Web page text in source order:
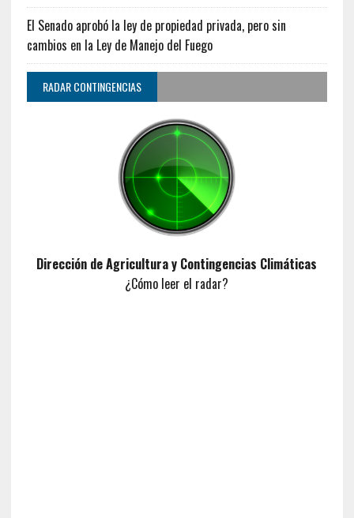
El Senado aprobó la ley de propiedad privada, pero sin
cambios en la Ley de Manejo del Fuego
RADAR CONTINGENCIAS
Dirección de Agricultura y Contingencias Climáticas
¿Cómo leer el radar?